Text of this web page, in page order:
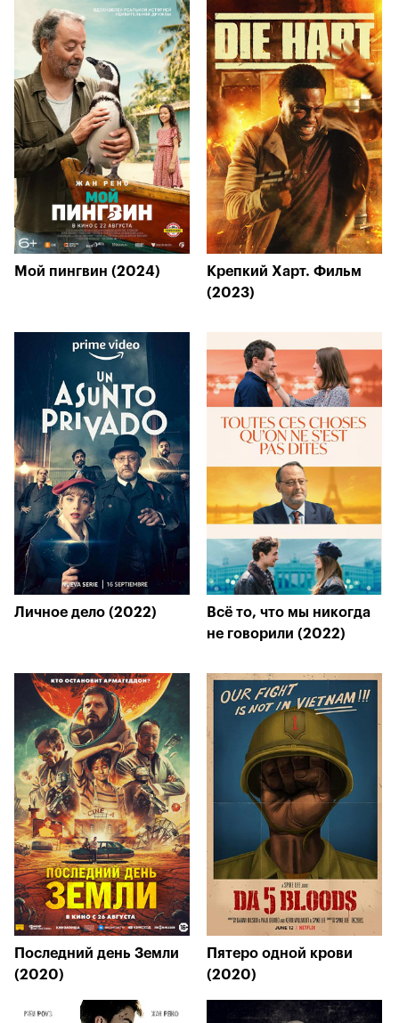
Мой пингвин (2024)
Крепкий Харт. Фильм
(2023)
Личное дело (2022)
Всё то, что мы никогда
не говорили (2022)
Последний день Земли
(2020)
Пятеро одной крови
(2020)